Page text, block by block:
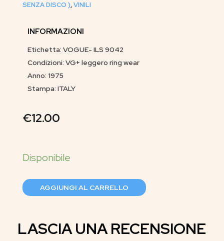
SENZA DISCO ),VINILI
INFORMAZIONI
Etichetta: VOGUE- ILS 9042
Condizioni: VG+ leggero ring wear
Anno: 1975
Stampa: ITALY
€12.00
AGGIUNGI AL CARRELLO
LASCIA UNA RECENSIONE